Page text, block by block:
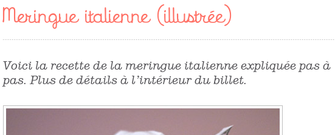
Meringue italienne (illustrée)
Voici la recette de la meringue italienne expliquée pas à
pas. Plus de détails à l’intérieur du billet.